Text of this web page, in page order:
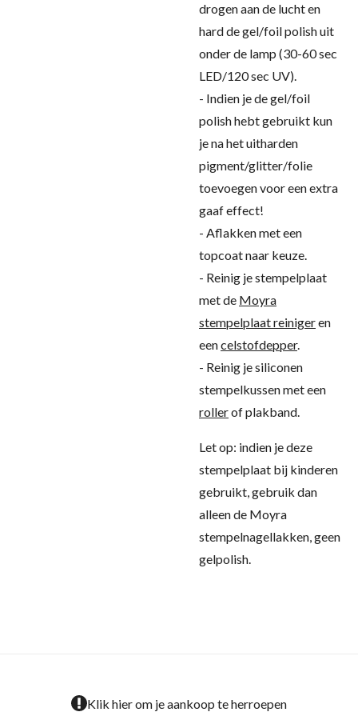
drogen aan de lucht en
hard de gel/foil polish uit
onder de lamp (30-60 sec
LED/120 sec UV).
- Indien je de gel/foil
polish hebt gebruikt kun
je na het uitharden
pigment/glitter/folie
toevoegen voor een extra
gaaf effect!
- Aflakken met een
topcoat naar keuze.
- Reinig je stempelplaat
met de Moyra
stempelplaat reinigeren
eencelstofdepper.
- Reinig je siliconen
stempelkussen met een
rollerof plakband.
Let op: indien je deze
stempelplaat bij kinderen
gebruikt, gebruik dan
alleen de Moyra
stempelnagellakken, geen
gelpolish.
Klik hier om je aankoop te herroepen